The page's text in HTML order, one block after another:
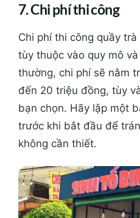
7. Chi phí thi công
Chi phí thi công quầy
tùy thuộc vào quy mô
thường, chi phí sẽ nằm
đến 20 triệu đồng, tùy
bạn chọn. Hãy lập một
trước khi bắt đầu để
không cần thiết.